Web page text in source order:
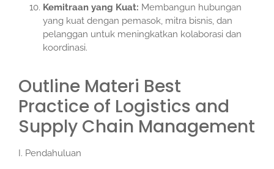
Kemitraan yang Kuat: Membangun hubungan
yang kuat dengan pemasok, mitra bisnis, dan
pelanggan untuk meningkatkan kolaborasi dan
koordinasi.
Outline Materi Best
Practice of Logistics and
Supply Chain Management
I. Pendahuluan